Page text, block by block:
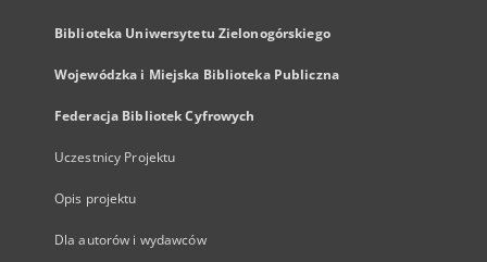
Biblioteka Uniwersytetu Zielonogórskiego
Wojewódzka i Miejska Biblioteka Publiczna
Federacja Bibliotek Cyfrowych
Uczestnicy Projektu
Opis projektu
Dla autorów i wydawców